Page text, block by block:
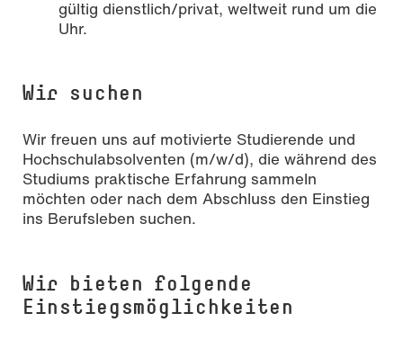
gültig dienstlich/privat, weltweit rund um die
Uhr.
Wir suchen
Wir freuen uns auf motivierte Studierende und
Hochschulabsolventen (m/w/d), die während des
Studiums praktische Erfahrung sammeln
möchten oder nach dem Abschluss den Einstieg
ins Berufsleben suchen.
Wir bieten folgende
Einstiegsmöglichkeiten